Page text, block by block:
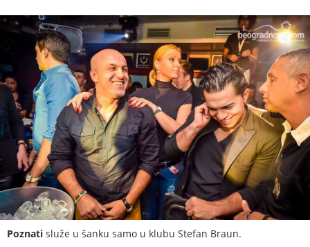
Poznati služe u šanku samo u klubu Stefan Braun.